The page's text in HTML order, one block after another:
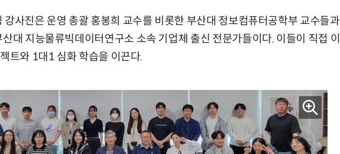
강사진은 운영 총괄 홍봉희 교수를 비롯한 부산대 정보컴퓨터공학부 교수들과
대 지능물류빅데이터연구소 소속 기업체 출신 전문가들이다. 이들이 직접 이
트와 1대1 심화 학습을 이끈다.